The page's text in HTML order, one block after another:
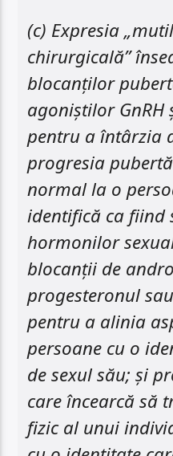
(c) Expresia
chirurgicală”
blocanților
agoniștilor GnRH
pentru a întârzia
progresia
normal la o
identifică ca fiind
hormonilor
blocanții de
progesteronul
pentru a alinia
persoane cu o
de sexul său; și
care încearcă să
fizic al unui